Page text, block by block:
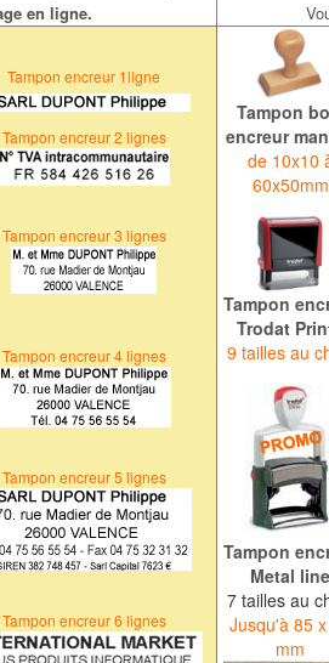
en ligne.
Tampon encreur 1ligne
Tampon encreur2 lignes
Tampon encreur3 lignes
Tampon encreur 4 lignes
Tampon encreur5 lignes
Tampon encreur6 lignes
Tampon
encreur
de 10x10
60x50mm
Tampon
Trodat
9 tailles au
Tampon
Metal line
7 tailles au
Jusqu'à 85
mm